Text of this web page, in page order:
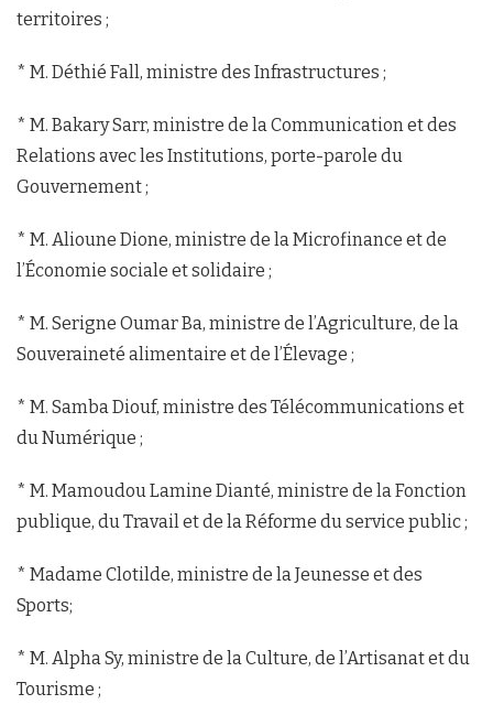
territoires ;
* M. Déthié Fall, ministre des Infrastructures ;
* M. Bakary Sarr, ministre de la Communication et des
Relations avec les Institutions, porte-parole du
Gouvernement ;
* M. Alioune Dione, ministre de la Microfinance et de
l’Économie sociale et solidaire ;
* M. Serigne Oumar Ba, ministre de l’Agriculture, de la
Souveraineté alimentaire et de l’Élevage ;
* M. Samba Diouf, ministre des Télécommunications et
du Numérique ;
* M. Mamoudou Lamine Dianté, ministre de la Fonction
publique, du Travail et de la Réforme du service public ;
* Madame Clotilde, ministre de la Jeunesse et des
Sports;
* M. Alpha Sy, ministre de la Culture, de l’Artisanat et du
Tourisme ;